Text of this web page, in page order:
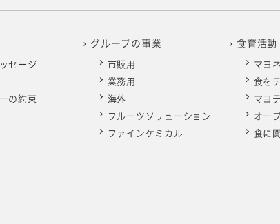
セージ
の約束
グループの事業
市販用
業務用
海外
フルーツソリューション
ファインケミカル
食育活動
マヨ
食を
マヨ
オー
食に